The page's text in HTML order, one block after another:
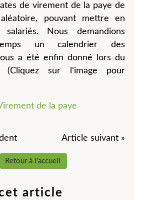
de virement de la paye de
pouvant mettre en
Nous demandions
un calendrier des
a été enfin donné lors du
(Cliquez sur l'image pour
Article suivant »
Retour à l'accueil
article